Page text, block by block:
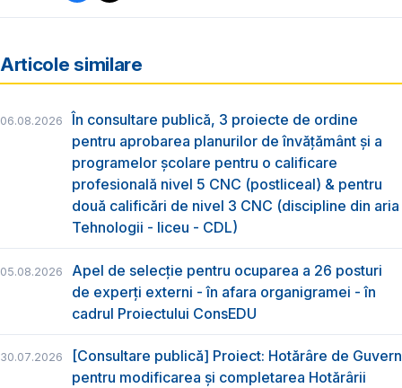
Articole similare
06.08.2026
În consultare publică, 3 proiecte de ordine
pentru aprobarea planurilor de învățământ și a
programelor școlare pentru o calificare
profesională nivel 5 CNC (postliceal) & pentru
două calificări de nivel 3 CNC (discipline din aria
Tehnologii - liceu - CDL)
05.08.2026
Apel de selecție pentru ocuparea a 26 posturi
de experți externi - în afara organigramei - în
cadrul Proiectului ConsEDU
30.07.2026
[Consultare publică] Proiect: Hotărâre de Guvern
pentru modificarea și completarea Hotărârii